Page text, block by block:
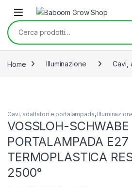
Skip to navigation
Skip to content
Cerca:
Home Illuminazione Cavi,
Cavi, adattatori e portalampada,
VOSSLOH-SCHWABE
PORTALAMPADA E27
TERMOPLASTICA
2500°